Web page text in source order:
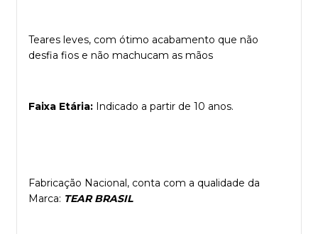
Teares leves, com ótimo acabamento que não
desfia fios e não machucam as mãos
Faixa Etária: Indicado a partir de 10 anos.
Fabricação Nacional, conta com a qualidade da
Marca: TEAR BRASIL